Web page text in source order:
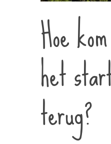
Hoe
het
terug?